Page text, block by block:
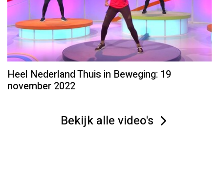
Heel Nederland Thuis in Beweging: 19
november 2022
Bekijk alle video's